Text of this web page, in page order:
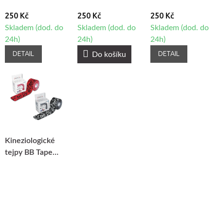
250 Kč
Skladem (dod. do
24h)
DETAIL
250 Kč
Skladem (dod. do
24h)
Do košíku
250 Kč
Skladem (dod. do
24h)
DETAIL
Kineziologické
tejpy BB Tape